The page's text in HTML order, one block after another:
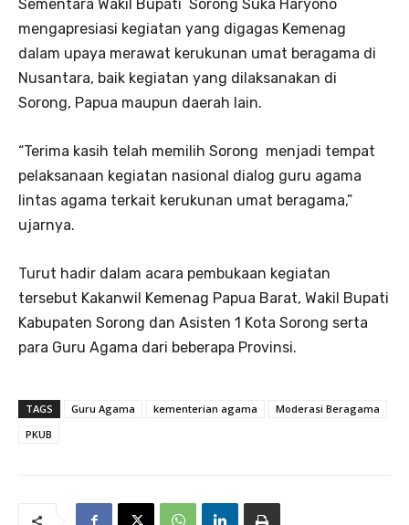
Sementara Wakil Bupati Sorong Suka Haryono
mengapresiasi kegiatan yang digagas Kemenag
dalam upaya merawat kerukunan umat beragama di
Nusantara, baik kegiatan yang dilaksanakan di
Sorong, Papua maupun daerah lain.
“Terima kasih telah memilih Sorong menjadi tempat
pelaksanaan kegiatan nasional dialog guru agama
lintas agama terkait kerukunan umat beragama,”
ujarnya.
Turut hadir dalam acara pembukaan kegiatan
tersebut Kakanwil Kemenag Papua Barat, Wakil Bupati
Kabupaten Sorong dan Asisten 1 Kota Sorong serta
para Guru Agama dari beberapa Provinsi.
TAGS Guru Agama kementerian agama
Moderasi Beragama
PKUB